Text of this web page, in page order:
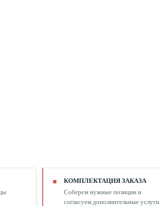
КОМПЛЕКТАЦИЯ ЗАКАЗА
Соберем нужные позиции и
согласуем дополнительные услуги.